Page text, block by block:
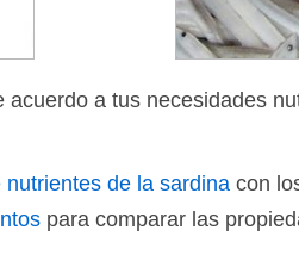
a tus necesidades
de la sardina con
para comparar las